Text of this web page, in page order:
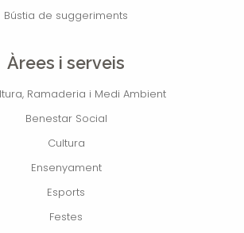
Bústia de suggeriments
Àrees i serveis
Ramaderia i Medi Ambient
Benestar Social
Cultura
Ensenyament
Esports
Festes